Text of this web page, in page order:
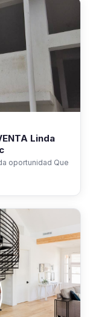
Linda
oportunidad Que